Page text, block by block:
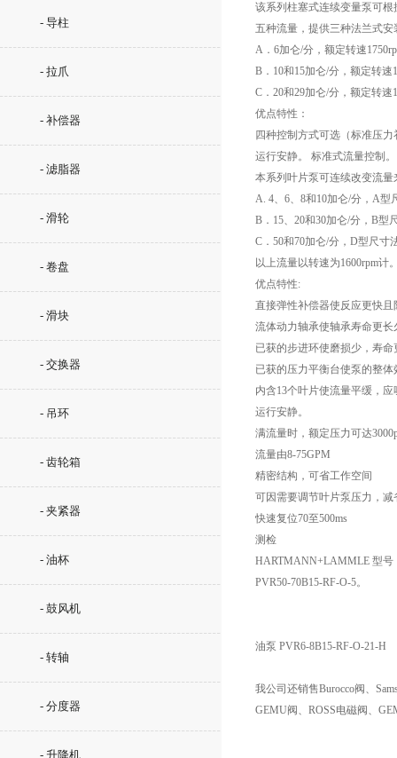
- 导柱
- 拉爪
- 补偿器
- 滤脂器
- 滑轮
- 卷盘
- 滑块
- 交换器
- 吊环
- 齿轮箱
- 夹紧器
- 油杯
- 鼓风机
- 转轴
- 分度器
- 升降机
该系列柱塞式连续变量泵可
五种流量，提供三种法兰式安
A．6加仑/分，额定转速
B．10和15加仑/分，额定转
C．20和29加仑/分，额定转
优点特性：
四种控制方式可选（标准压
运行安静。 标准式流量控制
本系列叶片泵可连续改变流
A. 4、6、8和10加仑/分，A型
B．15、20和30加仑/分，B型
C．50和70加仑/分，D型尺寸
以上流量以转速为1600rpm计
优点特性:
直接弹性补偿器使反应更快且
流体动力轴承使轴承寿命更长
已获的步进环使磨损少，寿命
已获的压力平衡台使泵的整体
内含13个叶片使流量平缓，应
运行安静。
满流量时，额定压力可达
流量由8-75GPM
精密结构，可省工作空间
可因需要调节叶片泵压力，减
快速复位70至500ms
测检
HARTMANN+LAMMLE 型号
PVR50-70B15-RF-O-5。
油泵 PVR6-8B15-RF-O-21-H
我公司还销售Burocco阀、
GEMU阀、ROSS电磁阀、